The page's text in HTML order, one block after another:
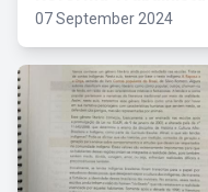
07 September 2024